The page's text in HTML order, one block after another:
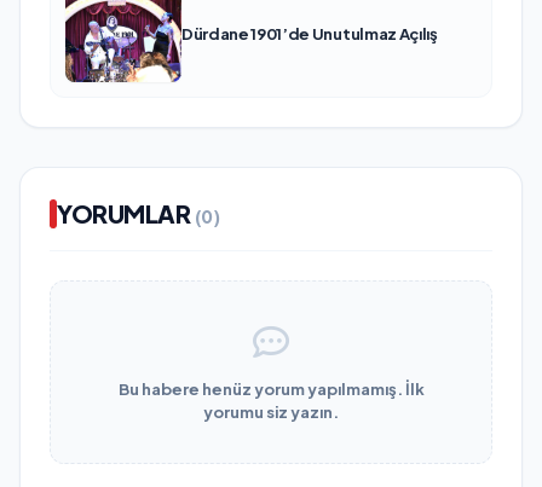
Dürdane 1901’de Unutulmaz Açılış
YORUMLAR (0)
Bu habere henüz yorum yapılmamış. İlk
yorumu siz yazın.